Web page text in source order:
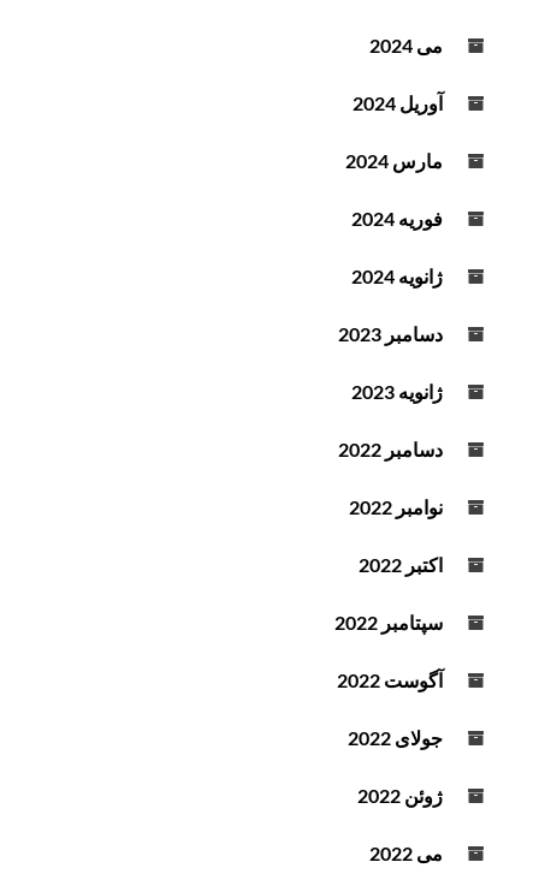
می 2024
آوریل 2024
مارس 2024
فوریه 2024
ژانویه 2024
دسامبر 2023
ژانویه 2023
دسامبر 2022
نوامبر 2022
اکتبر 2022
سپتامبر 2022
آگوست 2022
جولای 2022
ژوئن 2022
می 2022